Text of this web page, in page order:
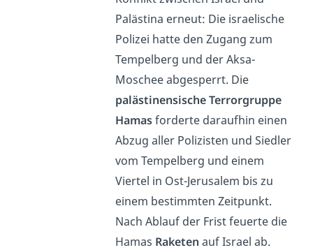
Palästina erneut: Die israelische
Polizei hatte den Zugang zum
Tempelberg und der Aksa-
Moschee abgesperrt. Die
palästinensische Terrorgruppe
Hamasforderte daraufhin einen
Abzug aller Polizisten und Siedler
vom Tempelberg und einem
Viertel in Ost-Jerusalem bis zu
einem bestimmten Zeitpunkt.
Nach Ablauf der Frist feuerte die
Hamas Raketen auf Israel ab.